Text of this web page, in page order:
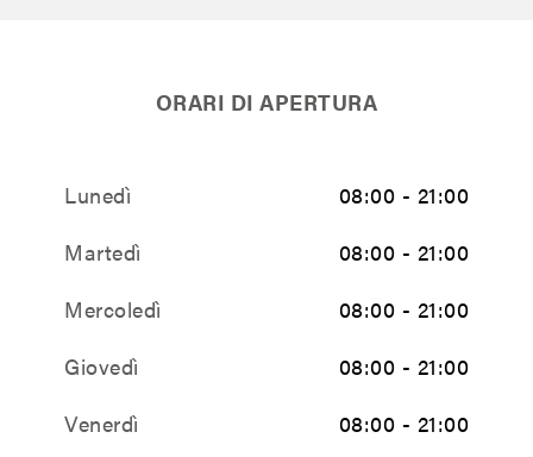
ORARI DI APERTURA
Lunedì
08:00 - 21:00
Martedì
08:00 - 21:00
Mercoledì
08:00 - 21:00
Giovedì
08:00 - 21:00
Venerdì
08:00 - 21:00